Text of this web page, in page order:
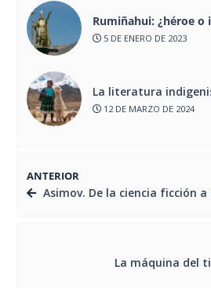
Rumiñahui: ¿héroe o
5 DE ENERO DE 2023
La literatura
12 DE MARZO DE 2024
ANTERIOR
Asimov. De la ciencia ficción a la
La máquina del